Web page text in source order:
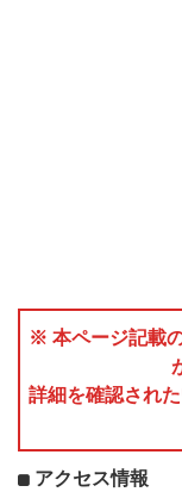
※ 本ページ記載
詳細を確認され
アクセス情報